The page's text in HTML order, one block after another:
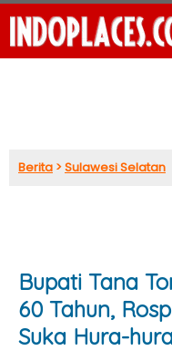
Berita >Sulawesi Selatan
Bupati Tana
60 Tahun,
Suka Hura-